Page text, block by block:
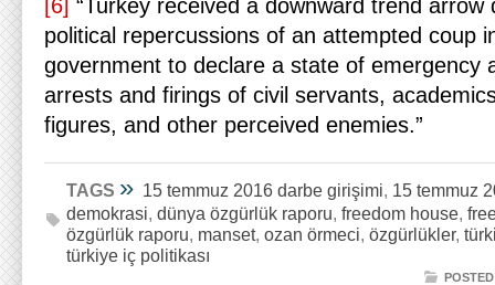
[6] “Turkey received a downward trend
political repercussions of an attempted coup
government to declare a state of emergency
arrests and firings of civil servants,
figures, and other perceived enemies.”
TAGS » 15 temmuz 2016 darbe girişimi, 15 temmuz
demokrasi, dünya özgürlük raporu, freedom house,
özgürlük raporu, manset, ozan örmeci, özgürlükler,
türkiye iç politikası